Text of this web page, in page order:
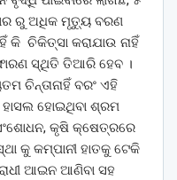
ରୁ ଅଧିକ ମୃତ୍ୟୁ ବରଣ
ଚିକିତ୍ସା କରାଯାଉ ନାହିଁ
ସ୍ଥିତି ତିଆରି ହେବ ।
ଚିନ୍ତାନାହିଁ ବରଂ ଏହି
ହୋଇଥିବା ଶ୍ରମ
କୃଷି କ୍ଷେତ୍ରରେ
କୁ କମ୍ପାନୀ ହାତକୁ ଟେକି
ଆଇନ ଆଣିବା ସହ